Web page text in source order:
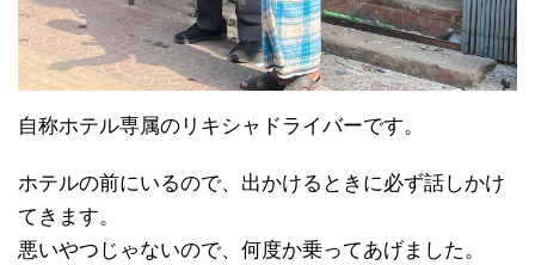
自称ホテル専属のリキシャドライバーです。
ホテルの前にいるので、出かけるときに必ず話しかけ
てきます。
悪いやつじゃないので、何度か乗ってあげました。